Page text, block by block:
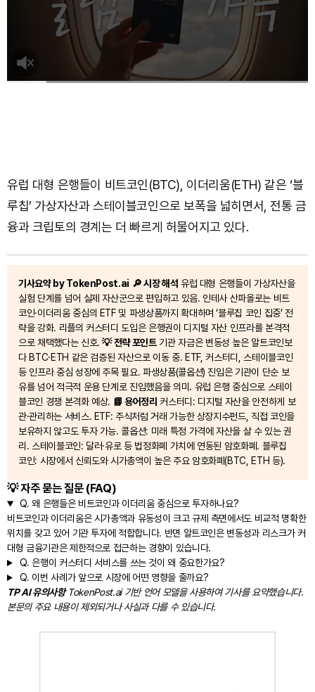
유럽 대형 은행들이 비트코인(BTC), 이더리움(ETH) 같은 ‘블
루칩’ 가상자산과 스테이블코인으로 보폭을 넓히면서, 전통 금
융과 크립토의 경계는 더 빠르게 허물어지고 있다.
기사요약 by TokenPost.ai 🔎 시장 해석 유럽 대형 은행들이 가상자산을
실험 단계를 넘어 실제 자산군으로 편입하고 있음. 인테사 산파올로는 비트
코인·이더리움 중심의 ETF 및 파생상품까지 확대하며 ‘블루칩 코인 집중’ 전
략을 강화. 리플의 커스터디 도입은 은행권이 디지털 자산 인프라를 본격적
으로 채택했다는 신호.💡 전략 포인트기관 자금은 변동성 높은 알트코인보
다 BTC·ETH 같은 검증된 자산으로 이동 중. ETF, 커스터디, 스테이블코인
등 인프라 중심 성장에 주목 필요. 파생상품(콜옵션) 진입은 기관이 단순 보
유를 넘어 적극적 운용 단계로 진입했음을 의미. 유럽 은행 중심으로 스테이
블코인 경쟁 본격화 예상. 📘 용어정리 커스터디: 디지털 자산을 안전하게 보
관·관리하는 서비스. ETF: 주식처럼 거래 가능한 상장지수펀드, 직접 코인을
보유하지 않고도 투자 가능. 콜옵션: 미래 특정 가격에 자산을 살 수 있는 권
리. 스테이블코인: 달러·유로 등 법정화폐 가치에 연동된 암호화폐. 블루칩
코인: 시장에서 신뢰도와 시가총액이 높은 주요 암호화폐(BTC, ETH 등).
💡 자주 묻는 질문 (FAQ)
Q. 왜 은행들은 비트코인과 이더리움 중심으로 투자하나요?
비트코인과 이더리움은 시가총액과 유동성이 크고 규제 측면에서도 비교적 명확한
위치를 갖고 있어 기관 투자에 적합합니다. 반면 알트코인은 변동성과 리스크가 커
대형 금융기관은 제한적으로 접근하는 경향이 있습니다.
Q. 은행이 커스터디 서비스를 쓰는 것이 왜 중요한가요?
Q. 이번 사례가 앞으로 시장에 어떤 영향을 줄까요?
TP AI 유의사항TokenPost.ai 기반 언어 모델을 사용하여 기사를 요약했습니다.
본문의 주요 내용이 제외되거나 사실과 다를 수 있습니다.